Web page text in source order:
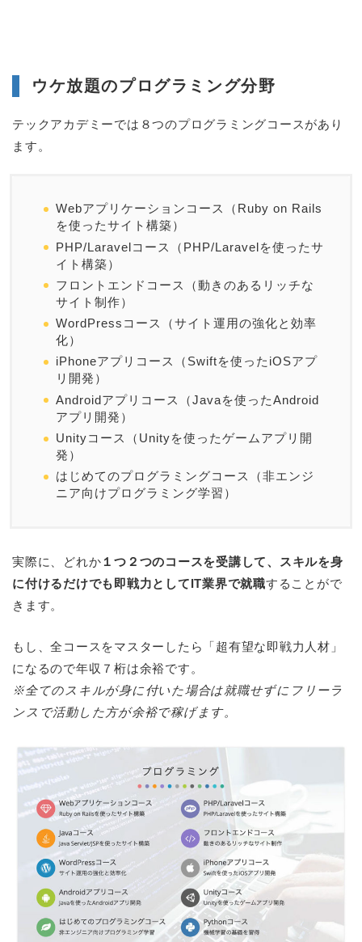
ウケ放題のプログラミング分野
テックアカデミーでは８つのプログラミングコースがあり
ます。
Webアプリケーションコース（Ruby on Rails
を使ったサイト構築）
PHP/Laravelコース（PHP/Laravelを使ったサ
イト構築）
フロントエンドコース（動きのあるリッチな
サイト制作）
WordPressコース（サイト運用の強化と効率
化）
iPhoneアプリコース（Swiftを使ったiOSアプ
リ開発）
Androidアプリコース（Javaを使ったAndroid
アプリ開発）
Unityコース（Unityを使ったゲームアプリ開
発）
はじめてのプログラミングコース（非エンジ
ニア向けプログラミング学習）
実際に、どれか １つ２つのコースを受講して、スキルを身
に付けるだけでも即戦力としてIT業界で就職することがで
きます。
もし、全コースをマスターしたら「超有望な即戦力人材」
になるので年収７桁は余裕です。
※全てのスキルが身に付いた場合は就職せずにフリーラ
ンスで活動した方が余裕で稼げます。